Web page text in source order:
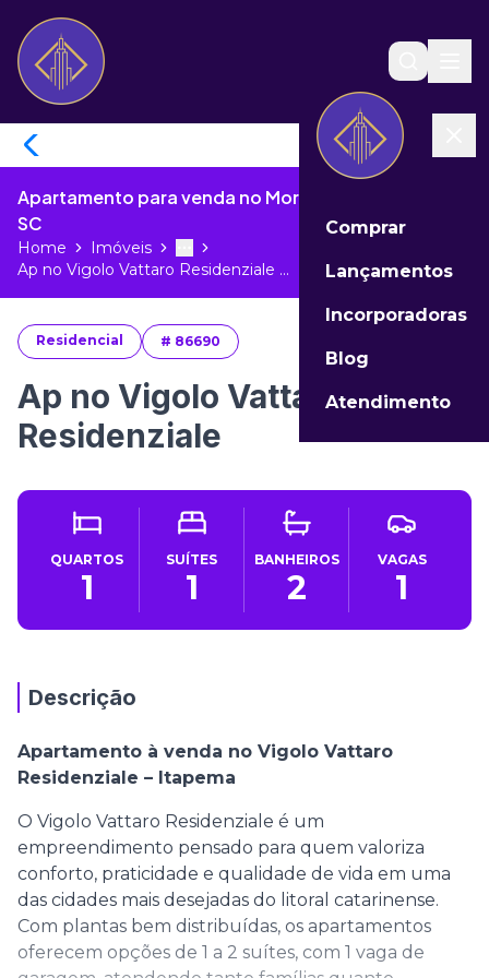
Comprar
Lançamentos
Incorporadoras
Blog
Atendimento
Apartamento para venda no Morretes de Itapema -
SC
Home Imóveis More
Toggle menu
Ap no Vigolo Vattaro Residenziale ...
Residencial # 86690
Ap no Vigolo Vattaro
Residenziale
QUARTOS
1
SUÍTES
1
BANHEIROS
2
VAGAS
1
Descrição
Apartamento à venda no Vigolo Vattaro
Residenziale – Itapema
O Vigolo Vattaro Residenziale é um
empreendimento pensado para quem valoriza
conforto, praticidade e qualidade de vida em uma
das cidades mais desejadas do litoral catarinense.
Com plantas bem distribuídas, os apartamentos
oferecem opções de 1 a 2 suítes, com 1 vaga de